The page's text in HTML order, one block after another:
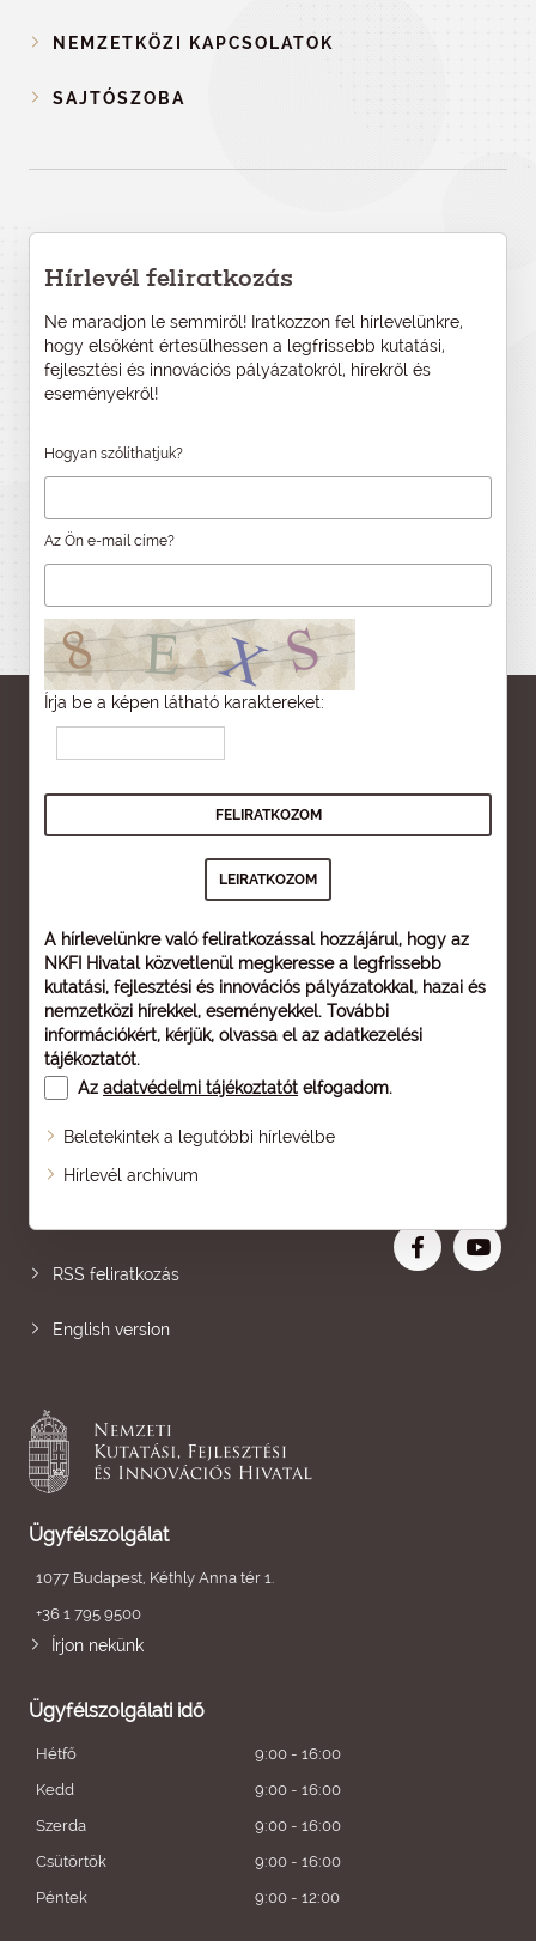
NEMZETKÖZI KAPCSOLATOK
SAJTÓSZOBA
Hírlevél feliratkozás
Ne maradjon le semmiről! Iratkozzon fel hírlevelünkre,
hogy elsőként értesülhessen a legfrissebb kutatási,
fejlesztési és innovációs pályázatokról, hírekről és
eseményekről!
Hogyan szólíthatjuk?
Az Ön e-mail címe?
Írja be a képen látható karaktereket:
A hírlevelünkre való feliratkozással hozzájárul, hogy az
NKFI Hivatal közvetlenül megkeresse a legfrissebb
kutatási, fejlesztési és innovációs pályázatokkal, hazai és
nemzetközi hírekkel, eseményekkel. További
információkért, kérjük, olvassa el az adatkezelési
tájékoztatót.
Az adatvédelmi tájékoztatót elfogadom.
Beletekintek a legutóbbi hírlevélbe
Hírlevél archívum
Oldaltérkép
RSS feliratkozás
English version
Ügyfélszolgálat
1077 Budapest, Kéthly Anna tér 1.
+36 1 795 9500
Írjon nekünk
Ügyfélszolgálati idő
Hétfő
9:00 - 16:00
Kedd
9:00 - 16:00
Szerda
9:00 - 16:00
Csütörtök
9:00 - 16:00
Péntek
9:00 - 12:00